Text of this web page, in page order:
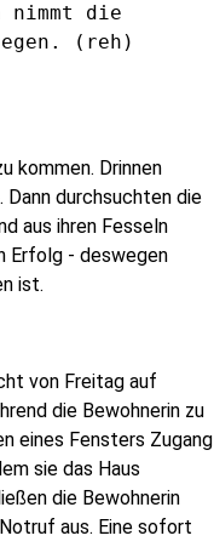
nimmt die
kommen. Drinnen
durchsuchten die
aus ihren Fesseln
Erfolg - deswegen
ist.
von Freitag auf
die Bewohnerin zu
eines Fensters Zugang
sie das Haus
die Bewohnerin
aus. Eine sofort